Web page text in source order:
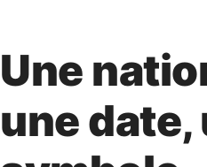
Une
une date,